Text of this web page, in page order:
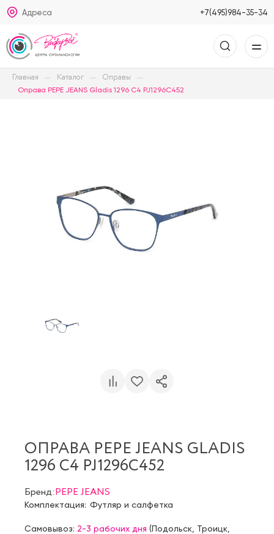
Адреса +7(495)984-35-34
Главная Каталог Оправы
Оправа PEPE JEANS Gladis 1296 C4 PJ1296C452
ОПРАВА PEPE JEANS GLADIS
1296 C4 PJ1296C452
Бренд:PEPE JEANS
Комплектация: Футляр и салфетка
Самовывоз: 2-3 рабочих дня (Подольск Троицк